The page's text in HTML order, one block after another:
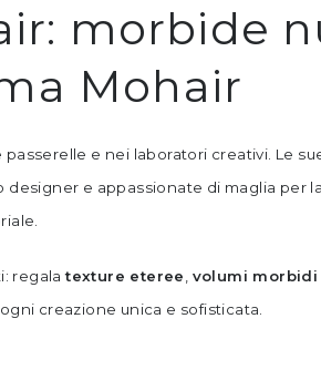
morbide
Mohair
e nei laboratori creativi. Le
e appassionate di maglia per
regalatexture eteree, volumi morbidi
creazione unica e sofisticata.